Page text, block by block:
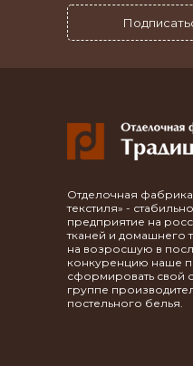
Отделочная
текстиля» -
предприятие на
тканей и домашнего
на возросшую в
конкуренцию наше
сформировать свой
группе
постельного белья.